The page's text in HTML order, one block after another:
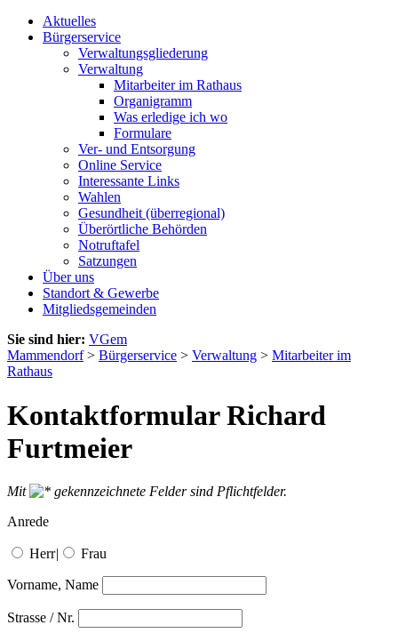
Aktuelles
Bürgerservice
Verwaltungsgliederung
Verwaltung
Mitarbeiter im Rathaus
Organigramm
Was erledige ich wo
Formulare
Ver- und Entsorgung
Online Service
Interessante Links
Wahlen
Gesundheit (überregional)
Überörtliche Behörden
Notruftafel
Satzungen
Über uns
Standort & Gewerbe
Mitgliedsgemeinden
Sie sind hier: VGem
Mammendorf> Bürgerservice > Verwaltung > Mitarbeiter im
Rathaus
Kontaktformular Richard
Furtmeier
Mit
gekennzeichnete Felder sind Pflichtfelder.
Anrede
Herr| Frau
Vorname, Name
Strasse / Nr.